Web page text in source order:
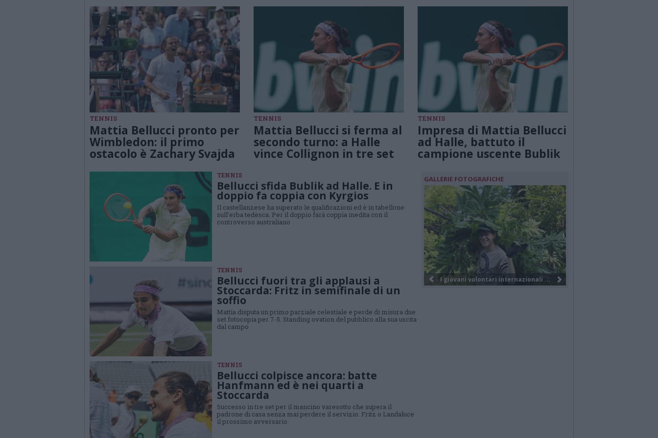
TENNIS
Mattia Bellucci pronto per
Wimbledon: il primo
ostacolo è Zachary Svajda
TENNIS
Mattia Bellucci si ferma al
secondo turno: a Halle
vince Collignon in tre set
TENNIS
Impresa di Mattia Bellucci
ad Halle, battuto il
campione uscente Bublik
TENNIS
Bellucci sfida Bublik ad Halle. E in
doppio fa coppia con Kyrgios
Il castellanzese ha superato le qualificazioni ed è in tabellone
sull’erba tedesca. Per il doppio farà coppia inedita con il
controverso australiano
TENNIS
Bellucci fuori tra gli applausi a
Stoccarda: Fritz in semifinale di un
soffio
Mattia disputa un primo parziale celestiale e perde di misura due
set fotocopia per 7-5. Standing ovation del pubblico alla sua uscita
dal campo
TENNIS
Bellucci colpisce ancora: batte
Hanfmann ed è nei quarti a
Stoccarda
Successo in tre set per il mancino varesotto che supera il
padrone di casa senza mai perdere il servizio. Fritz o Landaluce
il prossimo avversario
GALLERIE FOTOGRAFICHE
Nuova società, nuovo brand e tanti...